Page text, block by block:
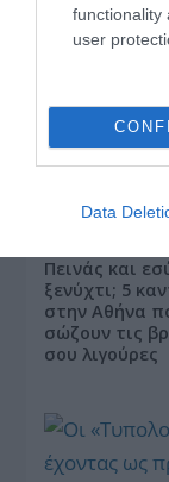
functionality
user
Data
Αυτά είναι
σε κάθε
Πεινάς και
ξενύχτι; 5
στην Αθήνα
σώζουν τις
σου λιγούρες